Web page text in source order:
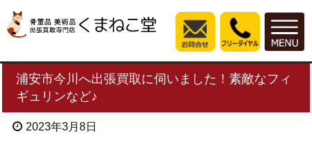
浦安市今川へ出張買取に伺いました！素敵なフィ
ギュリンなど♪
2023年3月8日